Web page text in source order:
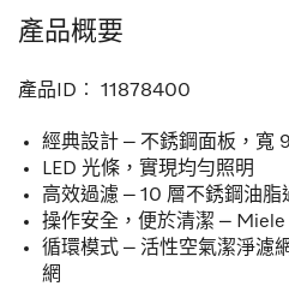
產品概要
產品ID︰ 11878400
經典設計 – 不銹鋼面板，寬
LED 光條，實現均勻照明
高效過濾 – 10 層不銹鋼油脂
操作安全，便於清潔 –
循環模式 – 活性空氣潔淨濾
網